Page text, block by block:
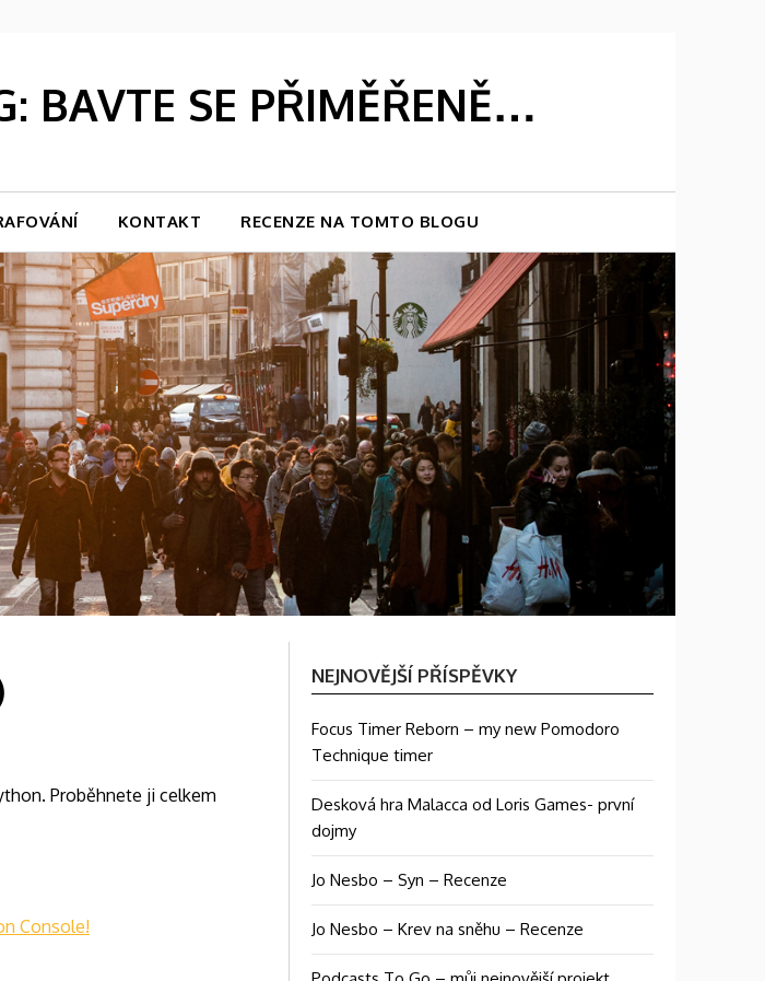
BAVTE SE PŘIMĚŘENĚ…
KONTAKT RECENZE NA TOMTO BLOGU
Proběhnete ji celkem
Console!
NEJNOVĚJŠÍ PŘÍSPĚVKY
Focus Timer Reborn – my new Pomodoro
Technique timer
Desková hra Malacca od Loris Games- první
dojmy
Jo Nesbo – Syn – Recenze
Jo Nesbo – Krev na sněhu – Recenze